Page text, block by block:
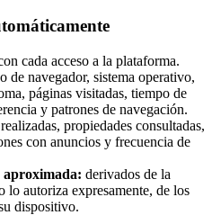
cada acceso a la plataforma.
de navegador, sistema operativo,
páginas visitadas, tiempo de
y patrones de navegación.
propiedades consultadas,
con anuncios y frecuencia de
aproximada: derivados de la
lo autoriza expresamente, de los
dispositivo.